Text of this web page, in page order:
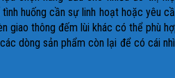
huống cần sự linh hoạt hoặc yêu
giao thông đếm lùi khác có thể phù
dòng sản phẩm còn lại để có cái